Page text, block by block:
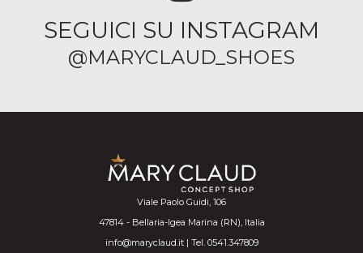
SEGUICI SU INSTAGRAM
@MARYCLAUD_SHOES
Viale Paolo Guidi, 106
47814 - Bellaria-Igea Marina (RN), Italia
info@maryclaud.it | Tel. 0541.347809